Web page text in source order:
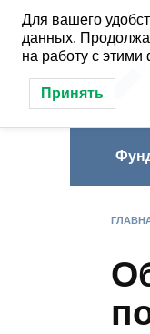
содержанию
Для вашего
данных.
на работу с
Принять